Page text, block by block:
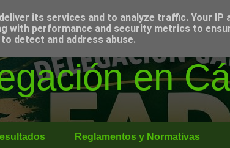
en
Reglamentos y Normativas
its services and to analyze traffic. Your IP
with performance and security metrics to
detect and address abuse.